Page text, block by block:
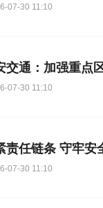
07-30 11:10
交通：加强重点
07-30 11:10
07-30 11:10